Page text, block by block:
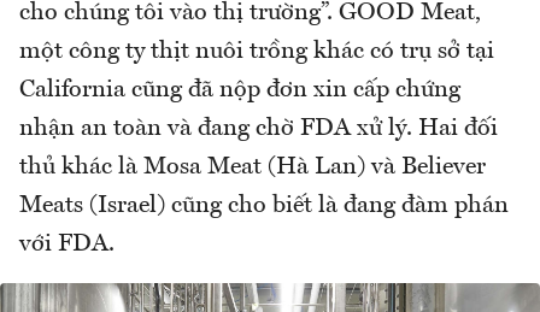
cho chúng tôi vào thị trường”. GOOD Meat,
một công ty thịt nuôi trồng khác có trụ sở tại
California cũng đã nộp đơn xin cấp chứng
nhận an toàn và đang chờ FDA xử lý. Hai đối
thủ khác là Mosa Meat (Hà Lan) và Believer
Meats (Israel) cũng cho biết là đang đàm phán
với FDA.